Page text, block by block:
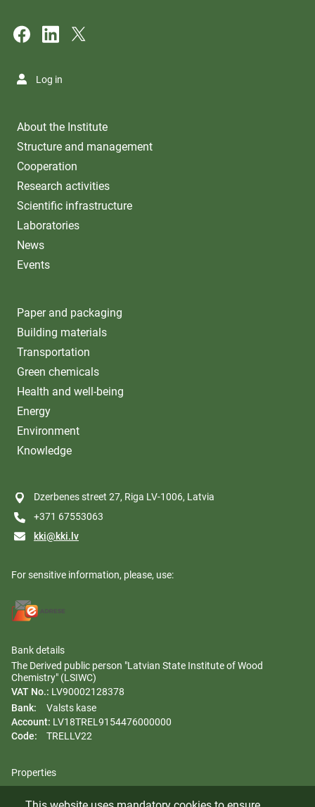
Log in
About the Institute
Structure and management
Cooperation
Research activities
Scientific infrastructure
Laboratories
News
Events
Paper and packaging
Building materials
Transportation
Green chemicals
Health and well-being
Energy
Environment
Knowledge
Dzerbenes street 27, Riga LV-1006, Latvia
+371 67553063
kki@kki.lv
For sensitive information, please, use:
Bank details
The Derived public person "Latvian State Institute of Wood
Chemistry" (LSIWC)
VAT No.: LV90002128378
Bank:
Valsts kase
Account: LV18TREL9154476000000
Code:
TRELLV22
Properties